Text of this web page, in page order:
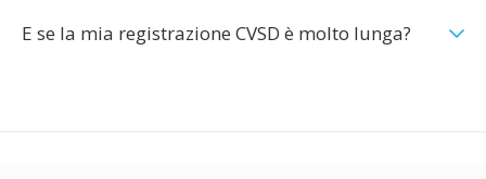
E se la mia registrazione CVSD è molto lunga?